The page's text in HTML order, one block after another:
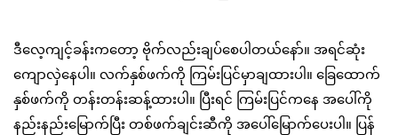
ဒီလေ့ကျင့်ခန်းကတော့ ဗိုက်လည်းချပ်စေပါတယ်နော်။ အရင်ဆုံး
ကျောလှဲနေပါ။ လက်နှစ်ဖက်ကို ကြမ်းပြင်မှာချထားပါ။ ခြေထောက်
နှစ်ဖက်ကို တန်းတန်းဆန့်ထားပါ။ ပြီးရင် ကြမ်းပြင်ကနေ အပေါ်ကို
နည်းနည်းမြောက်ပြီး တစ်ဖက်ချင်းဆီကို အပေါ်မြောက်ပေးပါ။ ပြန်